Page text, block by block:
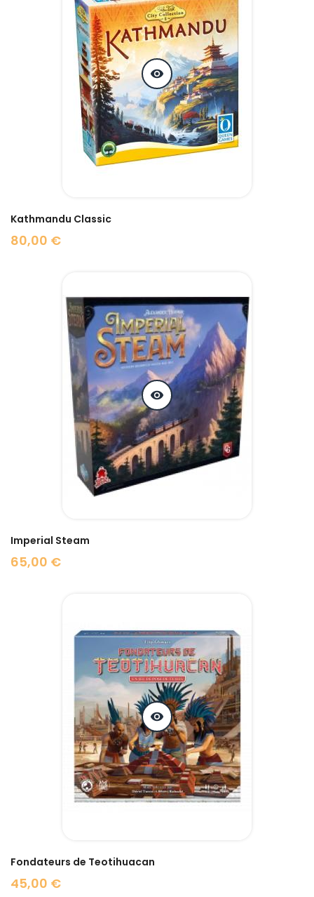
visibility
Kathmandu Classic
80,00 €
Prix
visibility
Imperial Steam
65,00 €
Prix
visibility
Fondateurs de Teotihuacan
45,00 €
Prix